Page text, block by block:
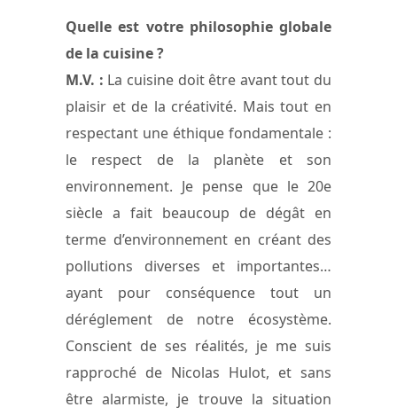
Quelle est votre philosophie globale
de la cuisine ?
M.V. : La cuisine doit être avant tout du
plaisir et de la créativité. Mais tout en
respectant une éthique fondamentale :
le respect de la planète et son
environnement. Je pense que le 20e
siècle a fait beaucoup de dégât en
terme d’environnement en créant des
pollutions diverses et importantes…
ayant pour conséquence tout un
déréglement de notre écosystème.
Conscient de ses réalités, je me suis
rapproché de Nicolas Hulot, et sans
être alarmiste, je trouve la situation